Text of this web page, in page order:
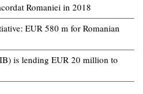
Romaniei in 2018
EUR 580 m for Romanian
is lending EUR 20 million to